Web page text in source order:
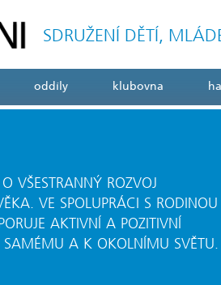
SDRUŽENÍ DĚTÍ,
oddíly klubovna
O VŠESTRANNÝ ROZVOJ
VE SPOLUPRÁCI S RODINOU
AKTIVNÍ A POZITIVNÍ
SAMÉMU A K OKOLNÍMU SVĚTU.